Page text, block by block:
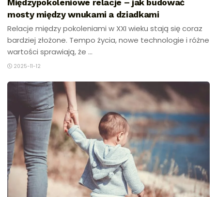
Międzypokoleniowe relacje – jak budować
mosty między wnukami a dziadkami
Relacje między pokoleniami w XXI wieku stają się coraz
bardziej złożone. Tempo życia, nowe technologie i różne
wartości sprawiają, że ...
2025-11-12